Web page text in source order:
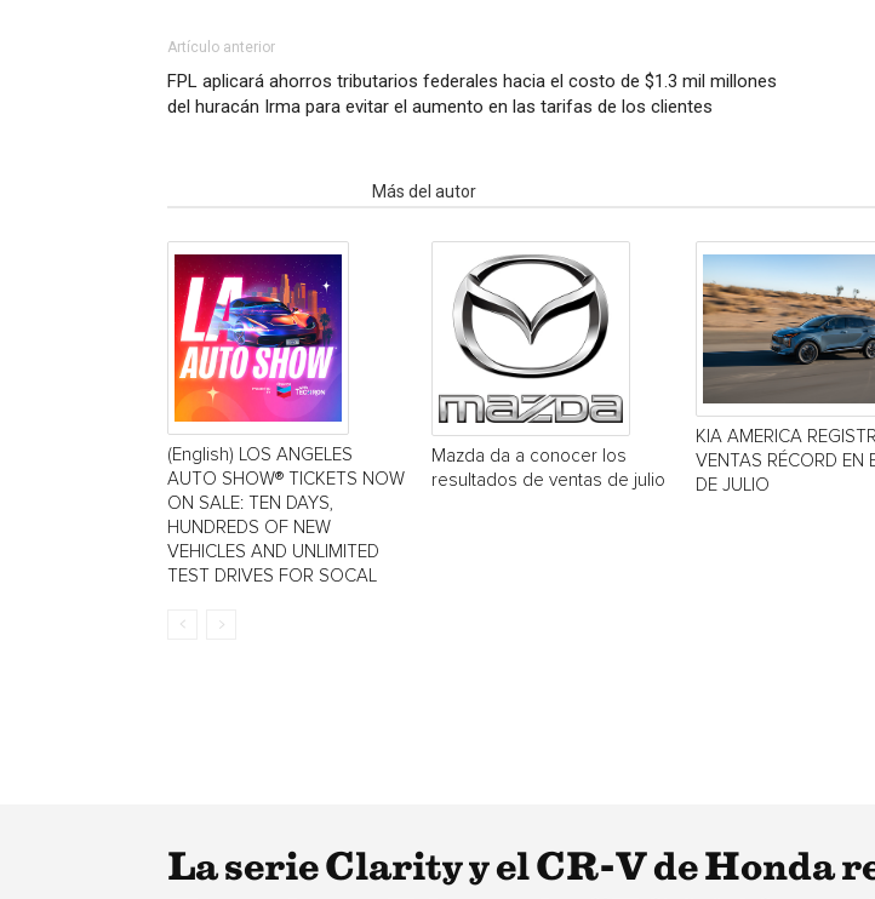
Artículo anterior
FPL aplicará ahorros tributarios federales hacia el costo de $1.3 mil millones
del huracán Irma para evitar el aumento en las tarifas de los clientes
Más del autor
(English) LOS ANGELES
AUTO SHOW® TICKETS NOW
ON SALE: TEN DAYS,
HUNDREDS OF NEW
VEHICLES AND UNLIMITED
TEST DRIVES FOR SOCAL
Mazda da a conocer los
resultados de ventas de julio
KIA AMERICA
VENTAS RÉCORD EN
DE JULIO
La serie Clarity y el CR-V de Honda